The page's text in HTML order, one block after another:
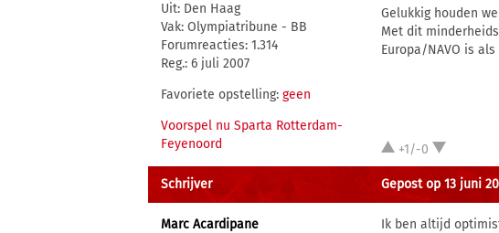
Uit: Den Haag
Vak: Olympiatribune - BB
Forumreacties: 1.314
Reg.: 6 juli 2007
Favoriete opstelling: geen
Voorspel nu Sparta Rotterdam-
Feyenoord
Gelukkig houden
Met dit
Europa/NAVO is
+1/-0
Schrijver Gepost op 13 juni
Marc Acardipane
Ik ben altijd